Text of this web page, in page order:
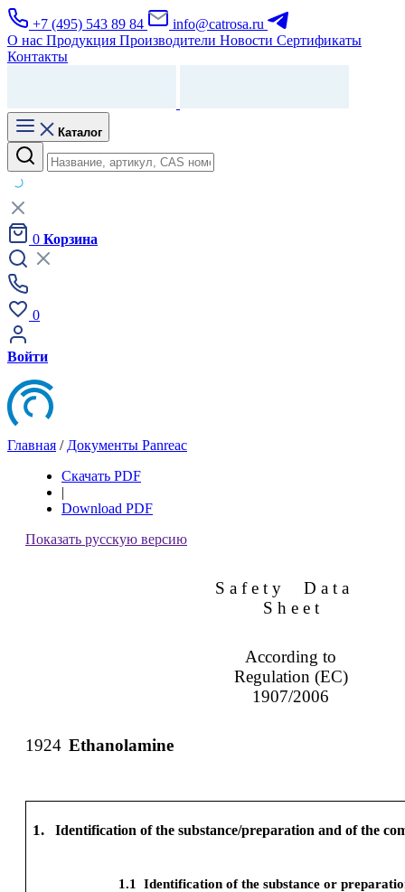
+7 (495) 543 89 84
info@catrosa.ru
О нас Продукция Производители Новости Сертификаты
Контакты
Каталог
0 Корзина
0
Войти
Главная / Документы Panreac
Скачать PDF
|
Download PDF
Показать русскую версию
S a f e t y
D a t a
S h e e t
According to
Regulation (EC)
1907/2006
1924 Ethanolamine
1. Identification of the substance/preparation and of the
1.1 Identification of the substance or